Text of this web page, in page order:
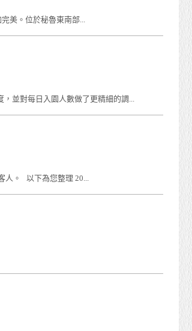
美。位於秘魯東南部...
並對每日入園人數做了更精細的調...
。 以下為您整理 20...